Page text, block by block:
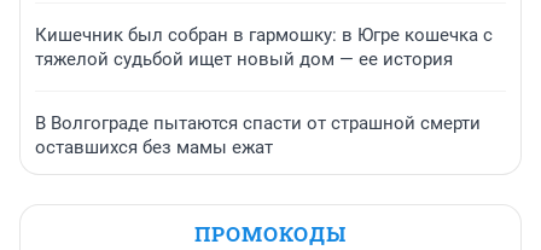
Кишечник был собран в гармошку: в Югре кошечка с
тяжелой судьбой ищет новый дом — ее история
В Волгограде пытаются спасти от страшной смерти
оставшихся без мамы ежат
ПРОМОКОДЫ